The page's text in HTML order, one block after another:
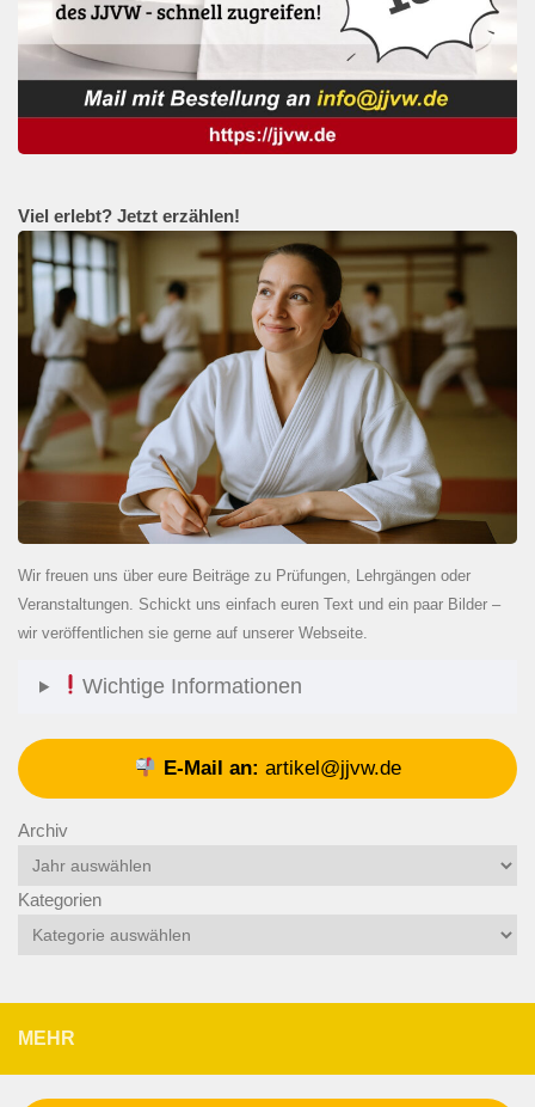
Viel erlebt? Jetzt erzählen!
Wir freuen uns über eure Beiträge zu Prüfungen, Lehrgängen oder
Veranstaltungen. Schickt uns einfach euren Text und ein paar Bilder –
wir veröffentlichen sie gerne auf unserer Webseite.
Wichtige Informationen
E-Mail an: artikel@jjvw.de
Archiv
Kategorien
MEHR